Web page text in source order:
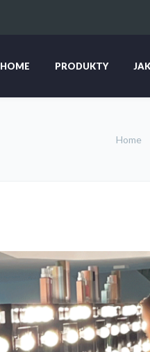
HOME PRODUKTY
Home